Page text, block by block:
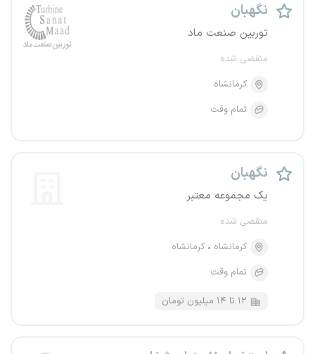
نگهبان
توربین صنعت ماد
منقضی شده
کرمانشاه
تمام وقت
نگهبان
یک مجموعه معتبر
منقضی شده
کرمانشاه
کرمانشاه
تمام وقت
۱۲ تا ۱۴ میلیون تومان